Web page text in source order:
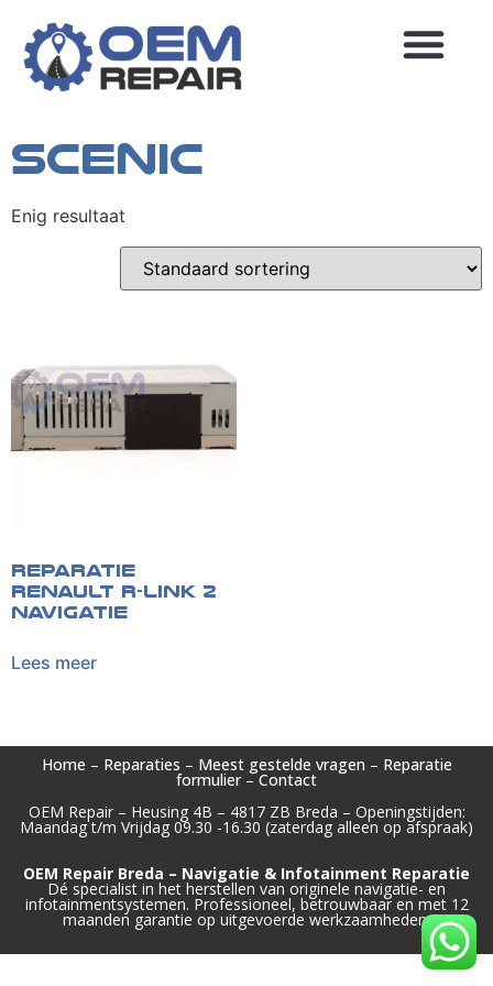
Scenic
Enig resultaat
Reparatie
Renault R-link 2
navigatie
Lees meer
Home – Reparaties – Meest gestelde vragen – Reparatie
formulier–Contact
OEM Repair – Heusing 4B – 4817 ZB Breda – Openingstijden:
Maandag t/m Vrijdag 09.30 -16.30 (zaterdag alleen op afspraak)
OEM Repair Breda – Navigatie & Infotainment Reparatie
Dé specialist in het herstellen van originele navigatie- en
infotainmentsystemen. Professioneel, betrouwbaar en met 12
maanden garantie op uitgevoerde werkzaamheden.